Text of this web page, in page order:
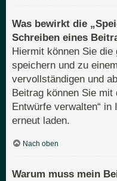
Was bewirkt die
Schreiben eines
Hiermit können Sie
speichern und zu
vervollständigen und
Beitrag können Sie mit
Entwürfe verwalten“
erneut laden.
Nach oben
Warum muss mein